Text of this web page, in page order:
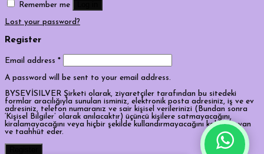
Remember me
Lost your password?
Register
Email address *
A password will be sent to your email address.
BYSEVİSILVER Şirketi olarak, ziyaretçiler tarafından bu sitedeki
formlar aracılığıyla sunulan isminiz, elektronik posta adresiniz, iş ve ev
adresiniz, telefon numaranız ve sair kişisel verilerinizi (Bundan sonra
‘Kişisel Bilgiler’ olarak anılacaktır) üçüncü kişilere satmayacağını,
kiralamayacağını veya hiçbir şekilde kullandırmayacağını kabul, beyan
ve taahhüt eder.